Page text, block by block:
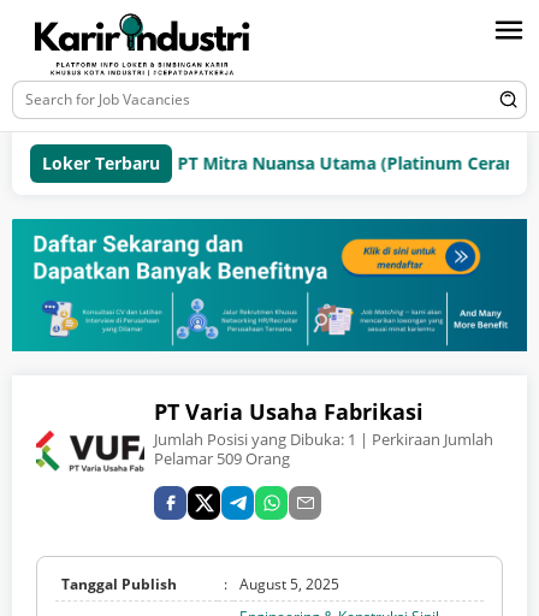
Loker TerbaruPT Mitra Nuansa Utama (Platinum Ceramics
PT Varia Usaha Fabrikasi
Jumlah Posisi yang Dibuka: 1 | Perkiraan Jumlah
Pelamar 509 Orang
Tanggal Publish : August 5, 2025